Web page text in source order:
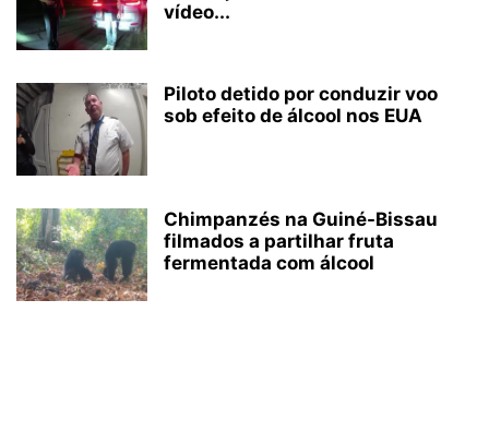
vídeo...
Piloto detido por conduzir voo
sob efeito de álcool nos EUA
Chimpanzés na Guiné-Bissau
filmados a partilhar fruta
fermentada com álcool